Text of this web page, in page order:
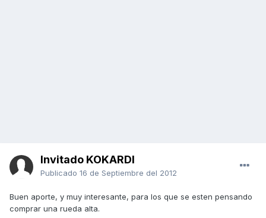
Invitado KOKARDI
Publicado 16 de Septiembre del 2012
Buen aporte, y muy interesante, para los que se esten pensando
comprar una rueda alta.